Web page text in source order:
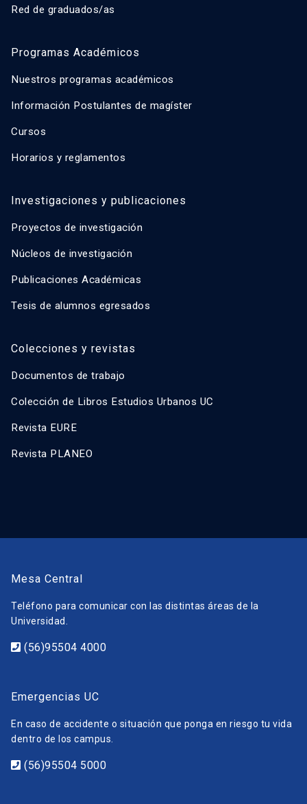
Red de graduados/as
Programas Académicos
Nuestros programas académicos
Información Postulantes de magíster
Cursos
Horarios y reglamentos
Investigaciones y publicaciones
Proyectos de investigación
Núcleos de investigación
Publicaciones Académicas
Tesis de alumnos egresados
Colecciones y revistas
Documentos de trabajo
Colección de Libros Estudios Urbanos UC
Revista EURE
Revista PLANEO
Mesa Central
Teléfono para comunicar con las distintas áreas de la
Universidad.
(56)95504 4000
Emergencias UC
En caso de accidente o situación que ponga en riesgo tu vida
dentro de los campus.
(56)95504 5000